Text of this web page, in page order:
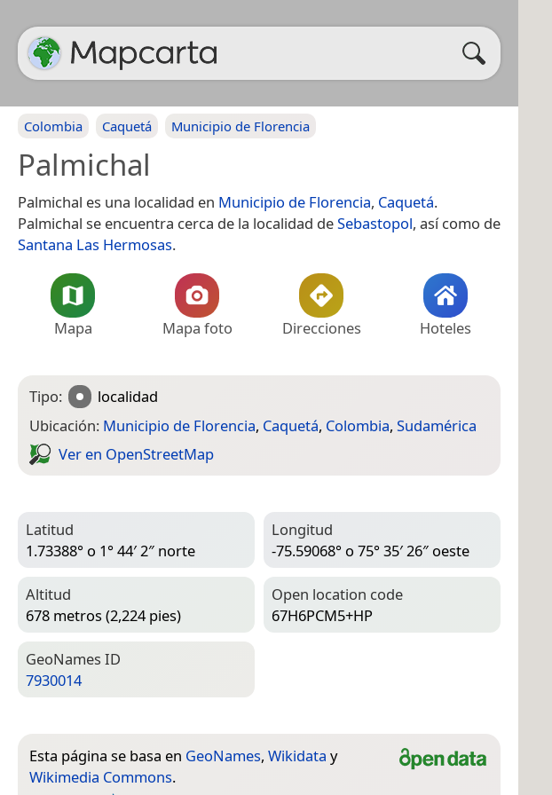
Colombia Caquetá Municipio de Florencia
Palmichal
Palmichal es una localidad en Municipio de Florencia, Caquetá.
Palmichal se encuentra cerca de la localidad deSebastopol, así como de
Santana Las Hermosas.
Mapa Mapa foto Direcciones Hoteles
Tipo:
localidad
Ubicación: Municipio de Florencia, Caquetá, Colombia, Sudamérica
Ver en Open­Street­Map
Latitud
1.73388° o 1° 44′ 2″ norte
Longitud
-75.59068° o 75° 35′ 26″ oeste
Altitud
678 metros (2,224 pies)
Open location code
67H6PCM5+HP
Geo­Names ID
7930014
Esta página se basa en GeoNames, Wikidata y
Wikimedia Commons.